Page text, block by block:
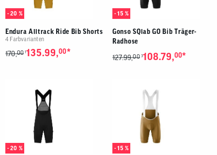
- 20 %
Endura Alltrack Ride Bib Shorts
4 Farbvarianten
170,00 1135.99,00*
- 15 %
Gonso SQlab GO Bib Träger-
Radhose
127.99,00 3108.79,00*
- 20 % - 15 %